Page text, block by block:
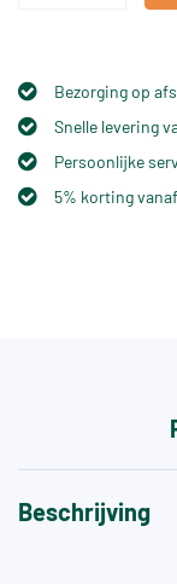
Bezorging op
Snelle levering
Persoonlijke
5% korting
Beschrijving